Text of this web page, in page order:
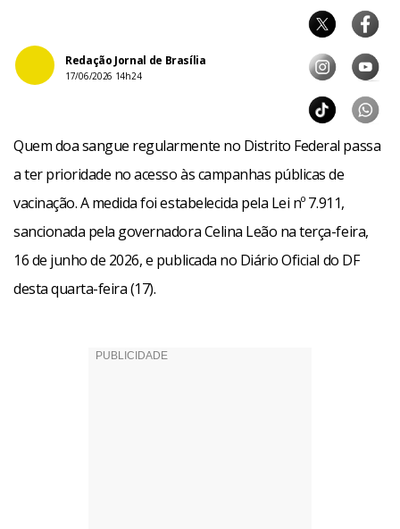
Redação Jornal de Brasília
17/06/2026 14h24
Quem doa sangue regularmente no Distrito Federal passa
a ter prioridade no acesso às campanhas públicas de
vacinação. A medida foi estabelecida pela Lei nº 7.911,
sancionada pela governadora Celina Leão na terça-feira,
16 de junho de 2026, e publicada no Diário Oficial do DF
desta quarta-feira (17).